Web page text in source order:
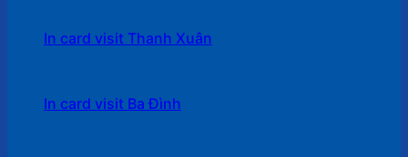
In card visit Thanh Xuân
In card visit Ba Đình